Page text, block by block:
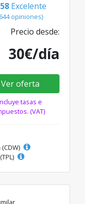
Excelente
opiniones)
Precio desde:
30€/día
Ver oferta
tasas e
(VAT)